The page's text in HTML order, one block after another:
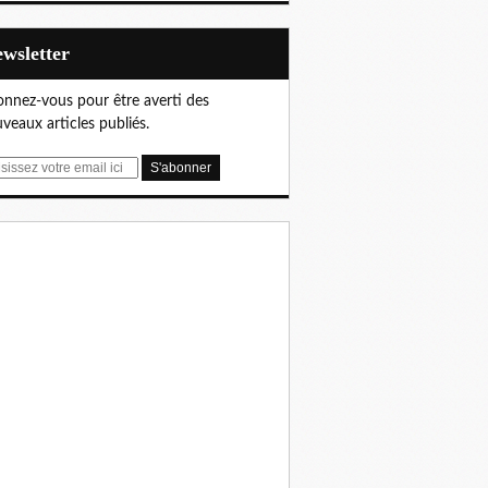
vous pour être averti des
articles publiés.